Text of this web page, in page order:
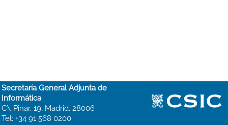
Secretaría General Adjunta de
Informática
C\ Pinar, 19, Madrid, 28006
Tel: +34 91 568 0200